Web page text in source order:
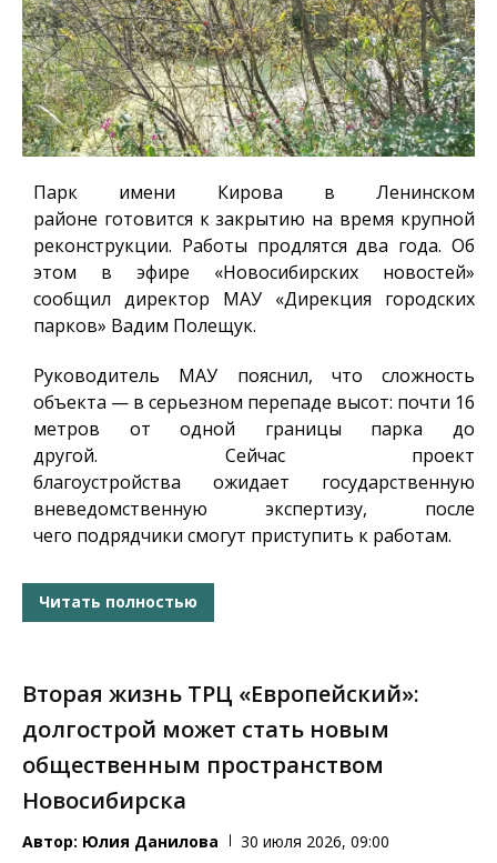
Парк имени Кирова в Ленинском
районе готовится к закрытию на время крупной
реконструкции. Работы продлятся два года. Об
этом в эфире «Новосибирских новостей»
сообщил директор МАУ «Дирекция городских
парков» Вадим Полещук.
Руководитель МАУ пояснил, что сложность
объекта — в серьезном перепаде высот: почти 16
метров от одной границы парка до
другой. Сейчас проект
благоустройства ожидает государственную
вневедомственную экспертизу, после
чего подрядчики смогут приступить к работам.
Читать полностью
Вторая жизнь ТРЦ «Европейский»:
долгострой может стать новым
общественным пространством
Новосибирска
Автор: Юлия Данилова 30 июля 2026, 09:00